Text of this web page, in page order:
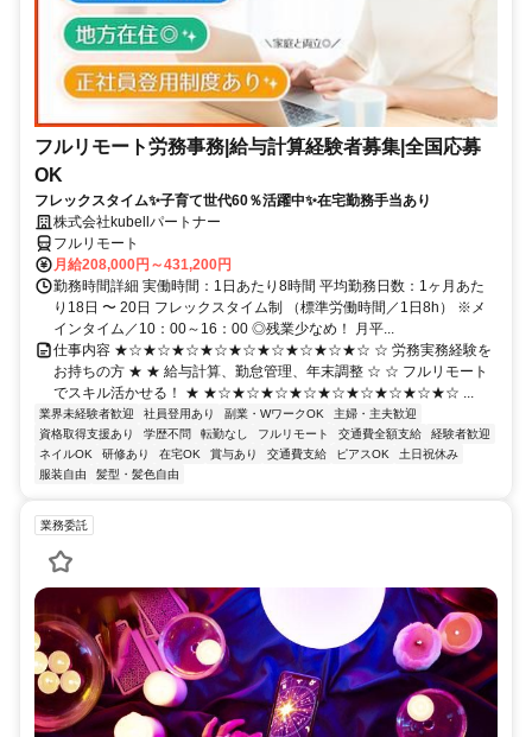
フルリモート労務事務|給与計算経験者募集|全国応募
OK
フレックスタイム✨子育て世代60％活躍中✨在宅勤務手当あり
株式会社kubellパートナー
フルリモート
月給208,000円～431,200円
勤務時間詳細 実働時間：1日あたり8時間 平均勤務日数：1ヶ月あた
り18日 〜 20日 フレックスタイム制 （標準労働時間／1日8h） ※メ
インタイム／10：00～16：00 ◎残業少なめ！ 月平...
仕事内容 ★☆★☆★☆★☆★☆★☆★☆★☆★☆ ☆ 労務実務経験を
お持ちの方 ★ ★ 給与計算、勤怠管理、年末調整 ☆ ☆ フルリモート
でスキル活かせる！ ★ ★☆★☆★☆★☆★☆★☆★☆★☆★☆ ...
業界未経験者歓迎 社員登用あり 副業・WワークOK
主婦・主夫歓迎
資格取得支援あり
学歴不問 転勤なし フルリモート 交通費全額支給
経験者歓迎
ネイルOK
研修あり 在宅OK 賞与あり 交通費支給 ピアスOK
土日祝休み
服装自由
髪型・髪色自由
業務委託